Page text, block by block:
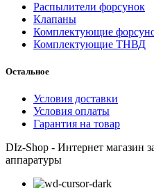
Распылители форсунок
Клапаны
Комплектующие
Комплектующие ТНВД
Остальное
Условия доставки
Условия оплаты
Гарантия на товар
DIz-Shop - Интернет магазин
аппаратуры